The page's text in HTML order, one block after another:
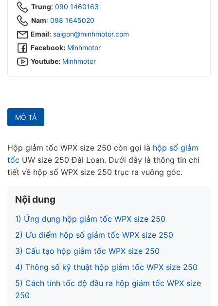
Trung: 090 1460163
Nam: 098 1645020‬
Email: saigon@minhmotor.com
Facebook: Minhmotor
Youtube: Minhmotor
MÔ TẢ
Hộp giảm tốc WPX size 250 còn gọi là hộp số giảm
tốc UW size 250 Đài Loan. Dưới đây là thông tin chi
tiết về hộp số WPX size 250 trục ra vuông góc.
Nội dung
1) Ứng dụng hộp giảm tốc WPX size 250
2) Ưu điểm hộp số giảm tốc WPX size 250
3) Cấu tạo hộp giảm tốc WPX size 250
4) Thông số kỹ thuật hộp giảm tốc WPX size 250
5) Cách tính tốc độ đầu ra hộp giảm tốc WPX size
250